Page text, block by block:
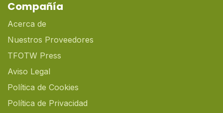
Compañía
Acerca de
Nuestros Proveedores
TFOTW Press
Aviso Legal
Política de Cookies
Política de Privacidad